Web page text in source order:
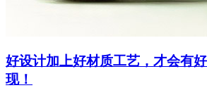
好设计加上好材质工艺，才会有
现！